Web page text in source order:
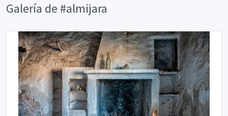
Galería de #almijara